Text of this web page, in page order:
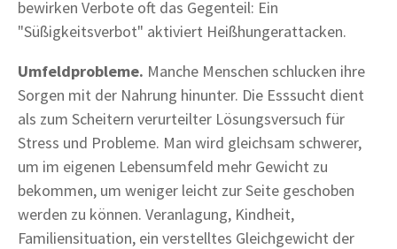
bewirken Verbote oft das Gegenteil: Ein
"Süßigkeitsverbot" aktiviert Heißhungerattacken.
Umfeldprobleme. Manche Menschen schlucken ihre
Sorgen mit der Nahrung hinunter. Die Esssucht dient
als zum Scheitern verurteilter Lösungsversuch für
Stress und Probleme. Man wird gleichsam schwerer,
um im eigenen Lebensumfeld mehr Gewicht zu
bekommen, um weniger leicht zur Seite geschoben
werden zu können. Veranlagung, Kindheit,
Familiensituation, ein verstelltes Gleichgewicht der